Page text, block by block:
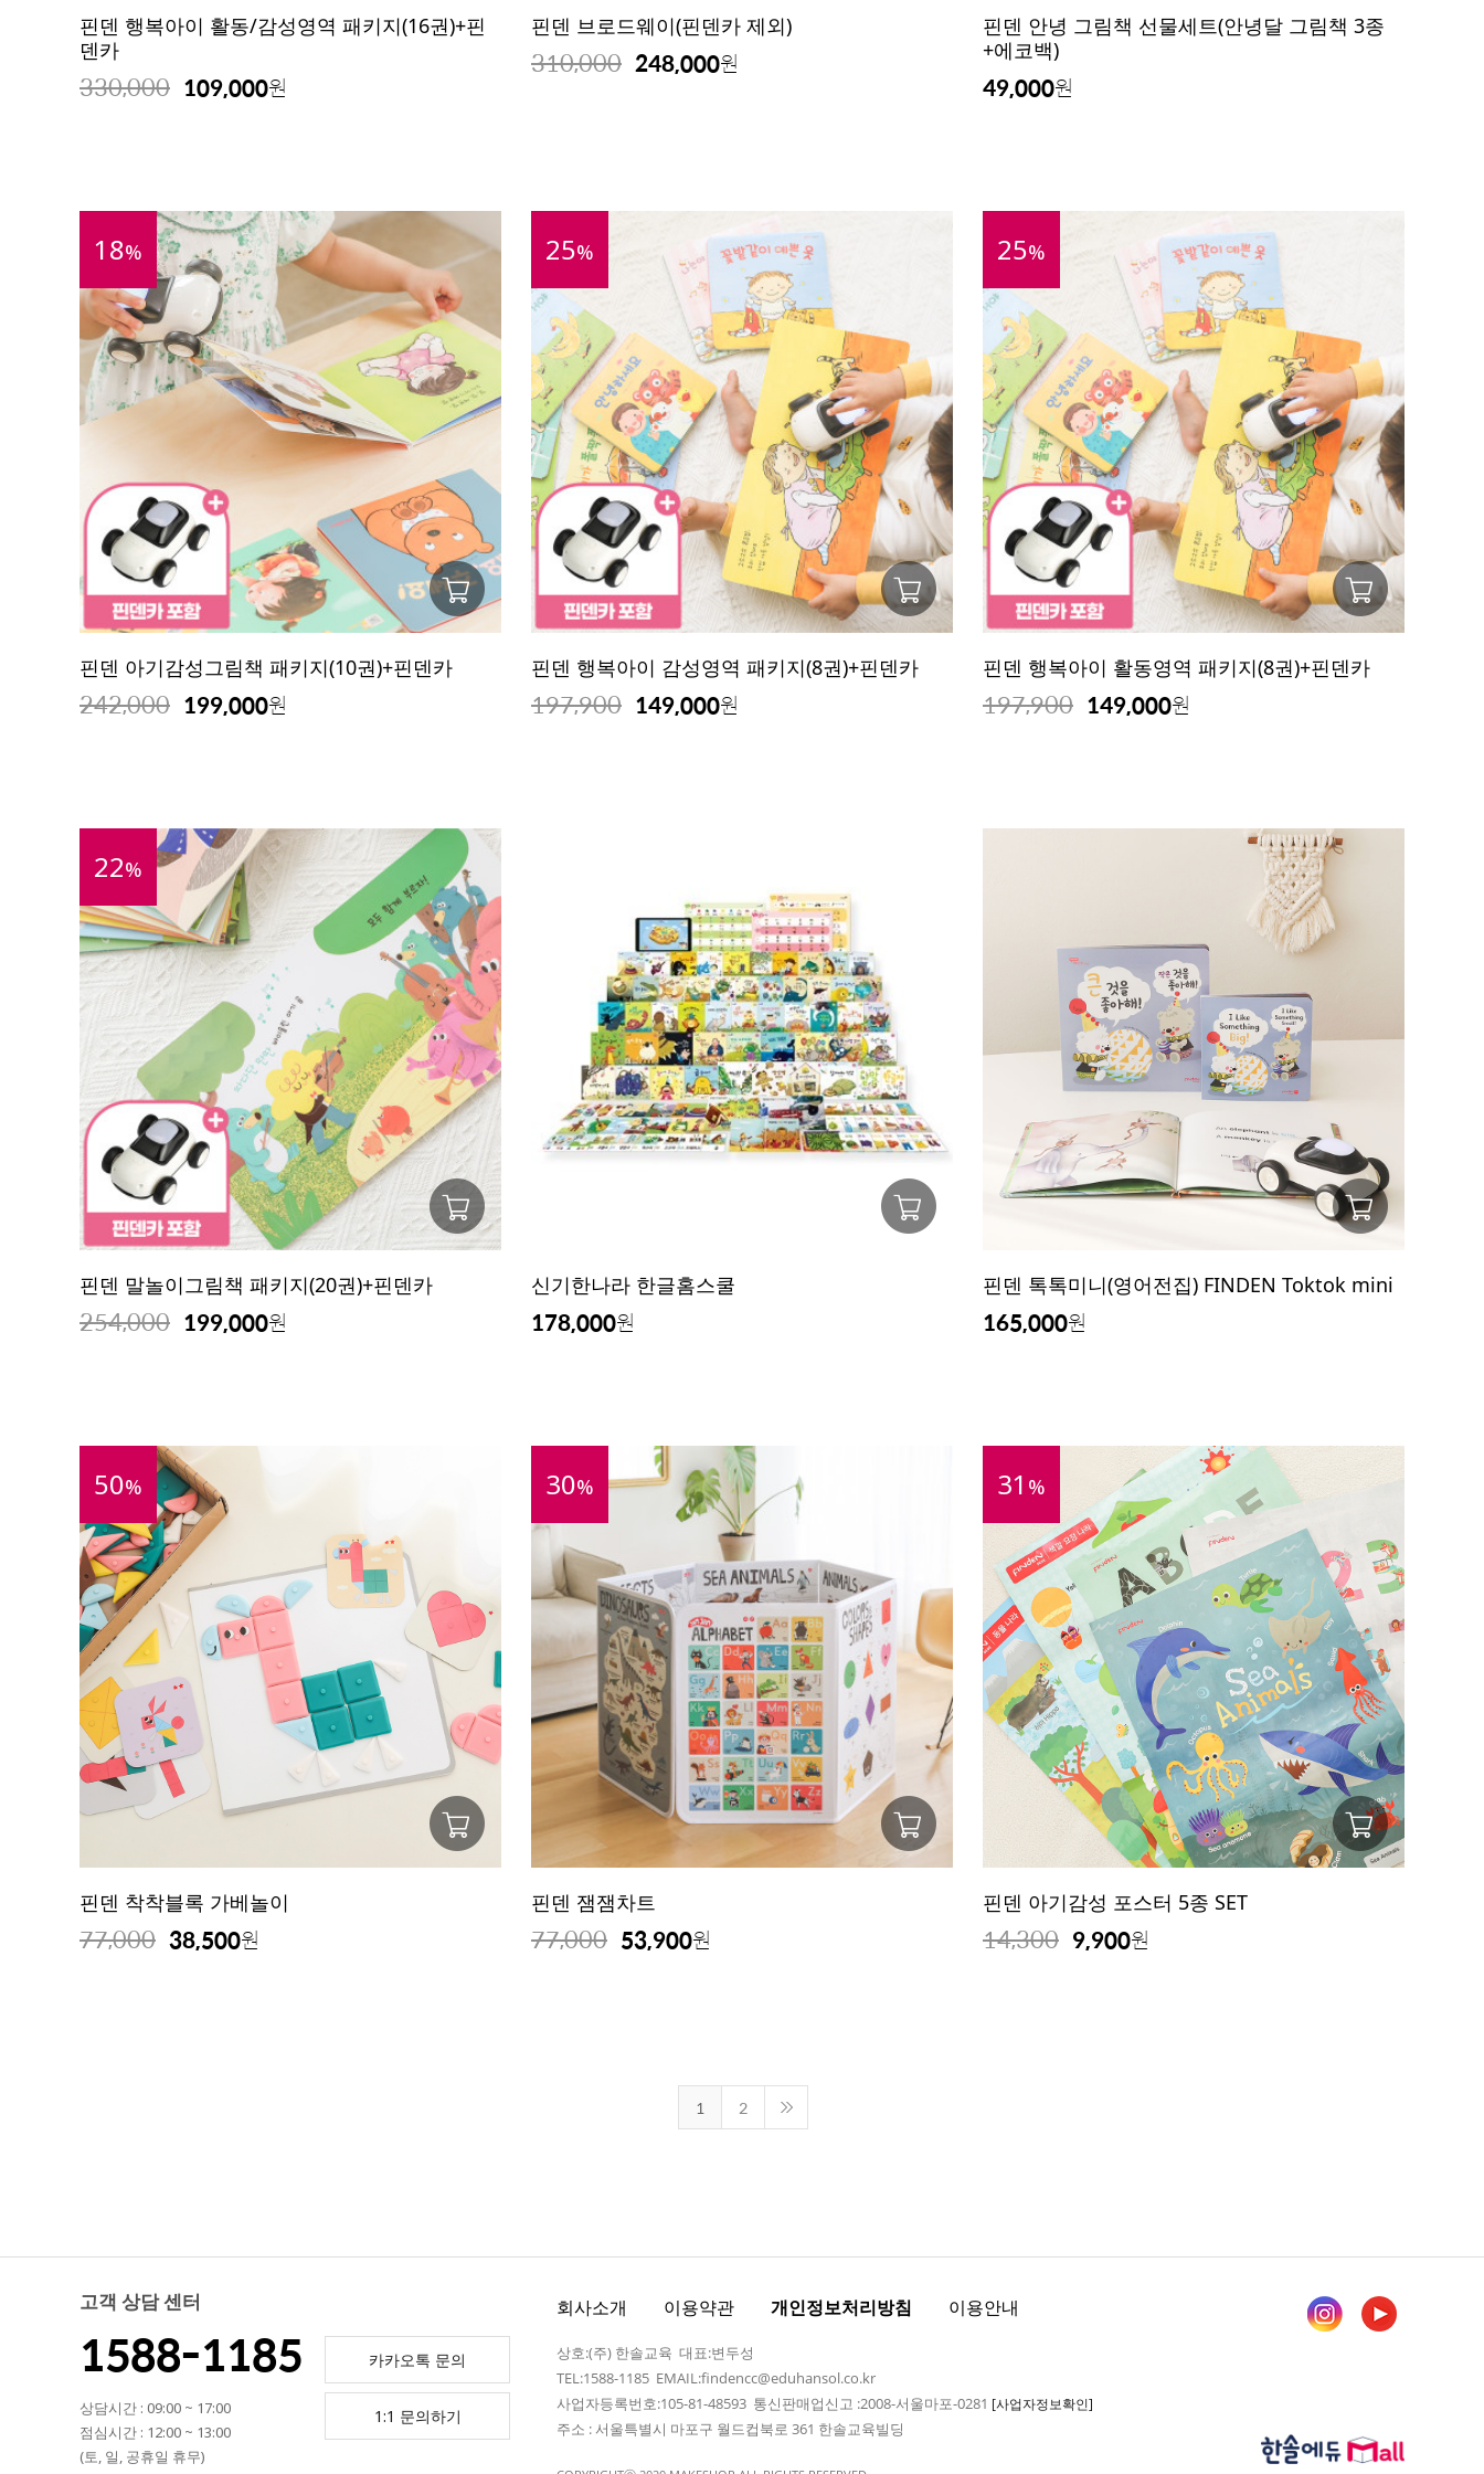
핀덴 행복아이 활동/감성영역 패키지(16권)+핀
덴카
330,000 109,000원
핀덴 브로드웨이(핀덴카 제외)
310,000 248,000원
핀덴 안녕 그림책 선물세트(안녕달 그림책 3종
+에코백)
49,000원
18%
핀덴 아기감성그림책 패키지(10권)+핀덴카
242,000 199,000원
25%
핀덴 행복아이 감성영역 패키지(8권)+핀덴카
197,900 149,000원
25%
핀덴 행복아이 활동영역 패키지(8권)+핀덴카
197,900 149,000원
22%
핀덴 말놀이그림책 패키지(20권)+핀덴카
254,000 199,000원
신기한나라 한글홈스쿨
178,000원
핀덴 톡톡미니(영어전집) FINDEN Toktok mini
165,000원
50%
핀덴 착착블록 가베놀이
77,000 38,500원
30%
핀덴 잼잼차트
77,000 53,900원
31 %
핀덴 아기감성 포스터 5종 SET
14,300 9,900원
1 2
고객 상담 센터
1588-1185
상담시간 : 09:00 ~ 17:00
점심시간 : 12:00 ~ 13:00
(토, 일, 공휴일 휴무)
카카오톡 문의
1:1 문의하기
회사소개 이용약관 개인정보처리방침 이용안내
상호:(주) 한솔교육 대표:변두성
TEL:1588-1185 EMAIL:findencc@eduhansol.co.kr
사업자등록번호:105-81-48593 통신판매업신고 :2008-서울마포-0281 [사업자정보확인]
주소 : 서울특별시 마포구 월드컵북로 361 한솔교육빌딩